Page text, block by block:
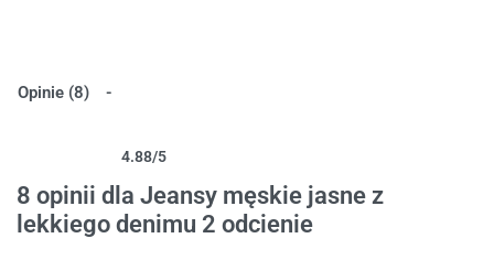
Opinie (8)
4.88/5
8 opinii dla Jeansy męskie jasne z
lekkiego denimu 2 odcienie